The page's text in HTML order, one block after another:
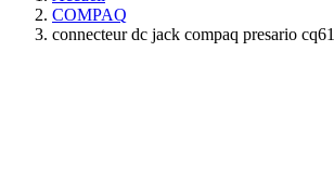
COMPAQ
connecteur dc jack compaq presario